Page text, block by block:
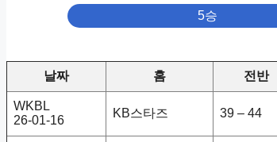
5승
날짜 홈 전반
WKBL
26-01-16
KB스타즈 39 – 44